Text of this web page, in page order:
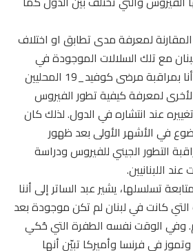
لمعرفة مدى تطابق او اختلاف
مع تلك السلالات الموجودة في
الدول الأخرى. وعليه، بدأنا بمراقبة مرضى كوفيد_19 المحليين
لمعرفة كيفية تطور الفيروس
عند انتشاره في الدول. لذلك كان
في الأشهر الأولى بعد ظهور
التطور الجيني للفيروس ودراسة
اللبنانيين.
تسلسلها، يشير عبد الساتر إلى أننا
التي كانت في لبنان لم تكن موجودة بعد
وفي الوقت نفسه الطفرة التي حُكي
في فرنسا وأميركا تبيّن أنها